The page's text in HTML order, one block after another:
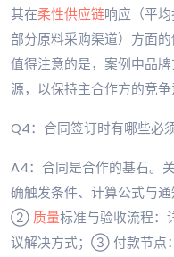
其在柔性供应链响应（平
部分原料采购渠道）方面
值得注意的是，案例中品
源，以保持主合作方的竞争
Q4：合同签订时有哪些必
A4：合同是合作的基石。
确触发条件、计算公式与
②质量标准与验收流程：
议解决方式；③ 付款节点